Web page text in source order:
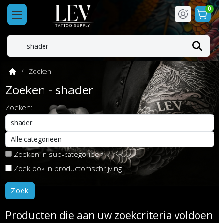
0
Zoeken
Zoeken - shader
Zoeken:
Zoeken in sub-categorieën
Zoek ook in productomschrijving
Producten die aan uw zoekcriteria voldoen